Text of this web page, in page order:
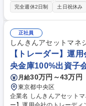
クトに貢献できるやりがいのあるポジ
国30～40校の大学と連携
材企業との折衝をお任せ
も月数回の出張が発生しま
用活動を牽引し、将来的に
卒・中途採用の拡大をリ
長を人的領域から引っ張っていくポ
卒採用人事】黒字経営/東
完全週休2日制
土日祝休み
正社員
しんきんアセットマネ
【トレーダー】運
央金庫100%出資子
月給30万円～43万円
東京都中央区
企業名 しんきんアセットマネジメン